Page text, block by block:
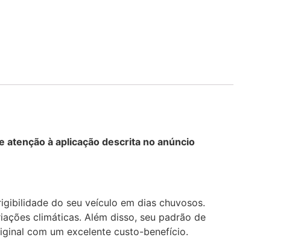
atenção à aplicação descrita no anúncio
do seu veículo em dias chuvosos.
climáticas. Além disso, seu padrão de
com um excelente custo-benefício.